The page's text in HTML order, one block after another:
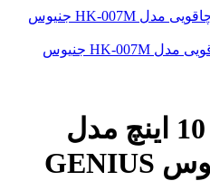
ست 7 عددی آلن شش گوش چاقویی مدل HK-007M جنیوس
انبربالانس سایز 10 اینچ مدل